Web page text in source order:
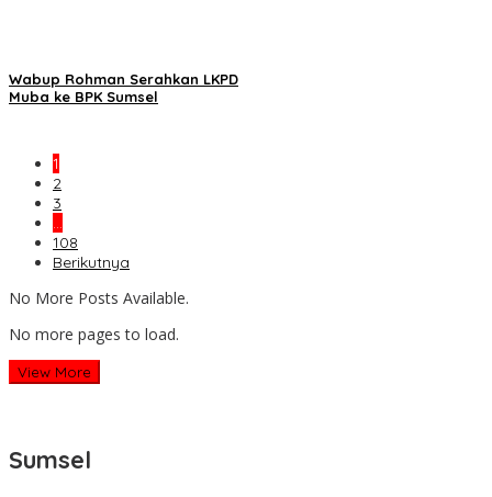
Wabup Rohman Serahkan LKPD
Muba ke BPK Sumsel
1
2
3
…
108
Berikutnya
No More Posts Available.
No more pages to load.
View More
Sumsel